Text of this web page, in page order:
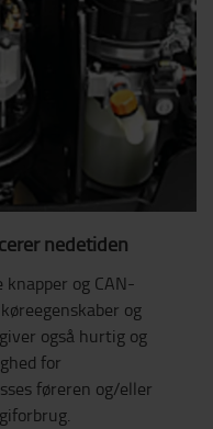
nedetiden
og CAN-
og
også hurtig og
for
føreren og/eller